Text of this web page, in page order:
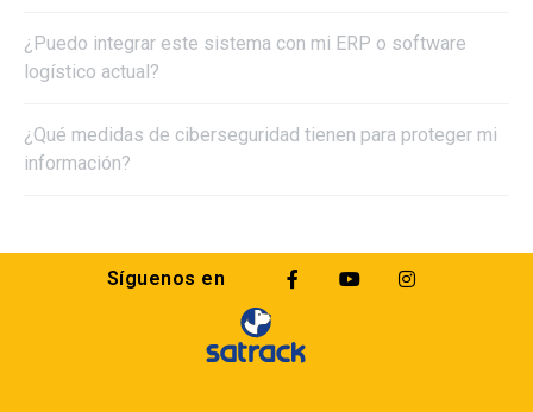
¿Puedo integrar este sistema con mi ERP o software
logístico actual?
¿Qué medidas de ciberseguridad tienen para proteger mi
información?
Síguenos en